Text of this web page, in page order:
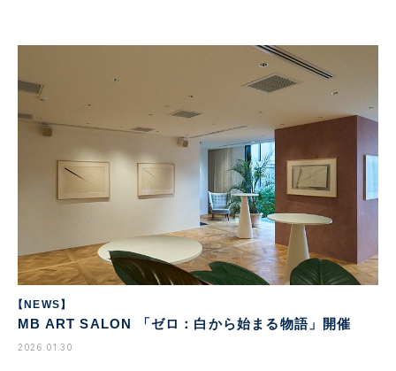
【NEWS】
MB ART SALON 「ゼロ：白から始まる物語」開催
2026.01.30